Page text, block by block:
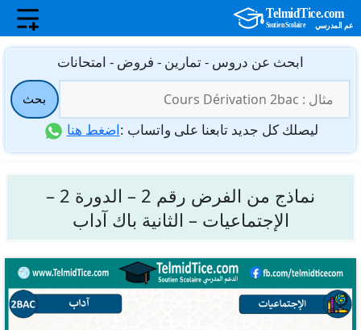
انتقل
المحتوى
ابحث عن دروس - تمارين - فروض - امتحانات
عن:
بحث
ليصلك كل جديد تابعنا على واتساب :اضغط هنا
نماذج من الفرض رقم 2 – الدورة 2 –
الإجتماعيات – الثانية باك آداب